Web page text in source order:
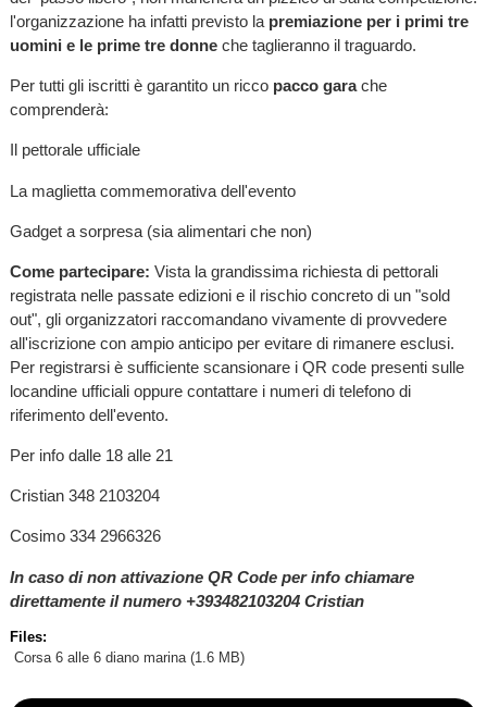
l'organizzazione ha infatti previsto la premiazione per i primi tre
uomini e le prime tre donneche taglieranno il traguardo.
Per tutti gli iscritti è garantito un ricco pacco garache
comprenderà:
Il pettorale ufficiale
La maglietta commemorativa dell'evento
Gadget a sorpresa (sia alimentari che non)
Come partecipare: Vista la grandissima richiesta di pettorali
registrata nelle passate edizioni e il rischio concreto di un "sold
out", gli organizzatori raccomandano vivamente di provvedere
all'iscrizione con ampio anticipo per evitare di rimanere esclusi.
Per registrarsi è sufficiente scansionare i QR code presenti sulle
locandine ufficiali oppure contattare i numeri di telefono di
riferimento dell'evento.
Per info dalle 18 alle 21
Cristian 348 2103204
Cosimo 334 2966326
In caso di non attivazione QR Code per info chiamare
direttamente il numero +393482103204 Cristian
Files:
Corsa 6 alle 6 diano marina(1.6 MB)